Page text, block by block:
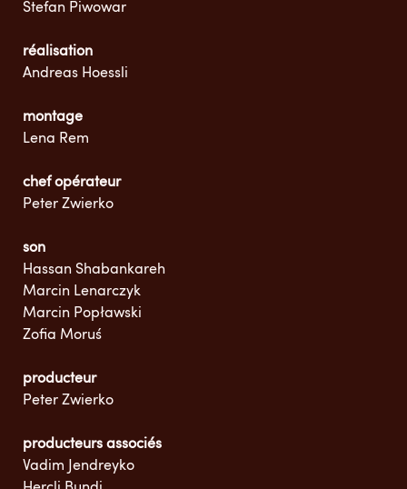
Stefan Piwowar
réalisation
Andreas Hoessli
montage
Lena Rem
chef opérateur
Peter Zwierko
son
Hassan Shabankareh
Marcin Lenarczyk
Marcin Popławski
Zofia Moruś
producteur
Peter Zwierko
producteurs associés
Vadim Jendreyko